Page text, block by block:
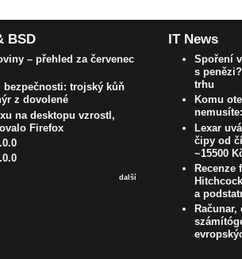
BSD
– přehled za červenec
bezpečnosti: trojský kůň
z dovolené
na desktopu vzrostl,
Firefox
další
IT News
Spoření
s
trhu
Komu
Lexar
čipy od
~15500
a